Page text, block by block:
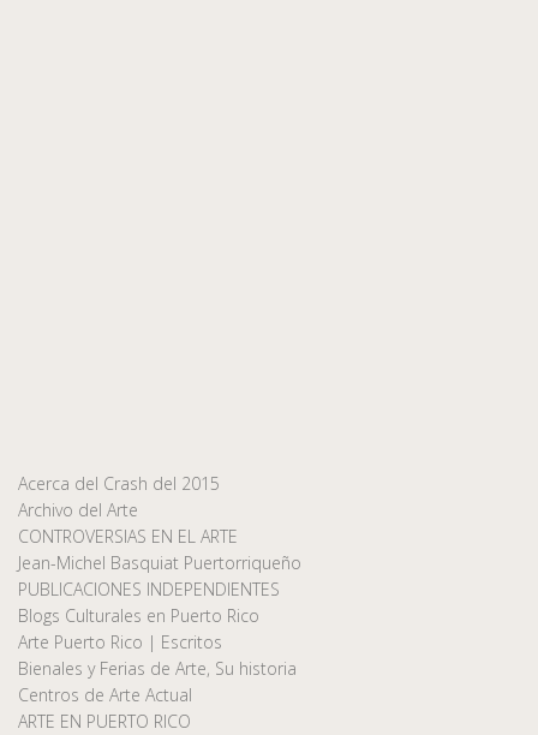
Acerca del Crash del 2015
Archivo del Arte
CONTROVERSIAS EN EL ARTE
Jean-Michel Basquiat Puertorriqueño
PUBLICACIONES INDEPENDIENTES
Blogs Culturales en Puerto Rico
Arte Puerto Rico | Escritos
Bienales y Ferias de Arte, Su historia
Centros de Arte Actual
ARTE EN PUERTO RICO